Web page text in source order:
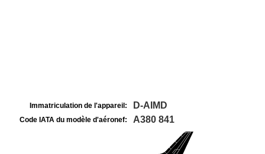
Immatriculation de l'appareil: D-AIMD
Code IATA du modèle d'aéronef: A380 841